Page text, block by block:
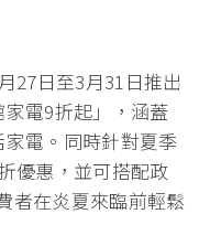
27日至3月31日推出
電9折起」，涵蓋
電。同時針對夏季
優惠，並可搭配政
者在炎夏來臨前輕鬆